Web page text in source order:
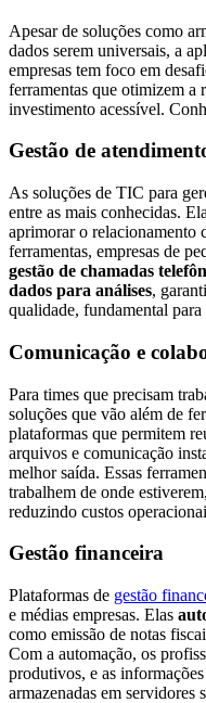
Apesar de soluções como
dados serem universais, a
empresas tem foco em
ferramentas que otimizem a
investimento acessível.
Gestão de
As soluções de TIC para
entre as mais conhecidas.
aprimorar o relacionamento
ferramentas, empresas de
gestão de chamadas
dados para análises,
qualidade, fundamental
Comunicação e
Para times que precisam
soluções que vão além de
plataformas que permitem
arquivos e comunicação
melhor saída. Essas
trabalhem de onde
reduzindo custos
Gestão financeira
Plataformas de gestão
e médias empresas. Elas
como emissão de notas
Com a automação, os
produtivos, e as
armazenadas em servidores